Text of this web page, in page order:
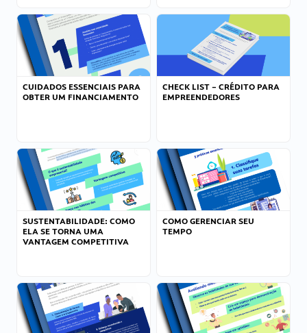
CUIDADOS ESSENCIAIS PARA
OBTER UM FINANCIAMENTO
CHECK LIST – CRÉDITO PARA
EMPREENDEDORES
SUSTENTABILIDADE: COMO
ELA SE TORNA UMA
VANTAGEM COMPETITIVA
COMO GERENCIAR SEU
TEMPO